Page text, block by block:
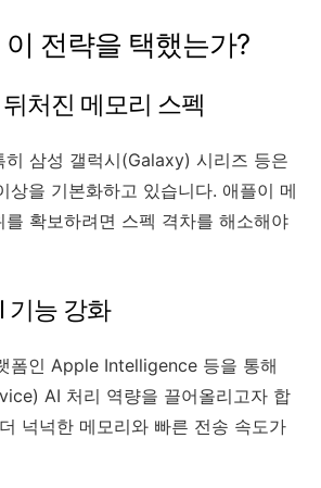
전략을 택했는가?
처진 메모리 스펙
히 삼성 갤럭시(Galaxy) 시리즈 등은
상을 기본화하고 있습니다. 애플이 메
를 확보하려면 스펙 격차를 해소해야
기능 강화
폼인 Apple Intelligence 등을 통해
AI 처리 역량을 끌어올리고자 합
넉넉한 메모리와 빠른 전송 속도가